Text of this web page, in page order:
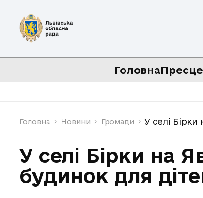
Головна
Головна Новини Громади У селі
У селі Бірки на
будинок для